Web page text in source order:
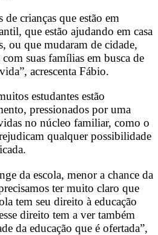
crianças que estão em
que estão ajudando em casa
ou que mudaram de cidade,
suas famílias em busca de
acrescenta Fábio.
estudantes estão
pressionados por uma
no núcleo familiar, como o
qualquer possibilidade
da escola, menor a chance da
ter muito claro que
tem seu direito à educação
direito tem a ver também
da educação que é ofertada”,